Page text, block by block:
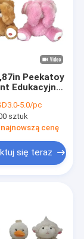
Peekatoy
Edukacyjne
śmiechem
5.0/pc
sztuk
cenę
się teraz